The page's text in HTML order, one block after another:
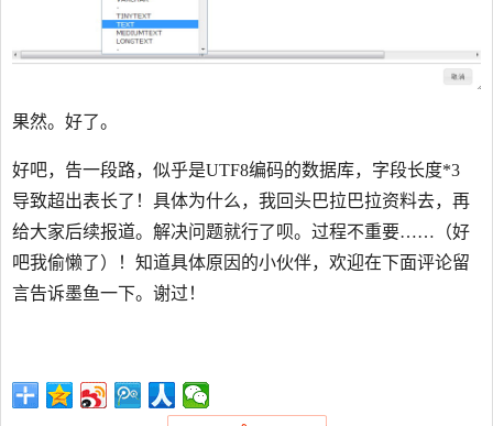
果然。好了。
好吧，告一段路，似乎是UTF8编码的数据库，字段长度*3
导致超出表长了！具体为什么，我回头巴拉巴拉资料去，再
给大家后续报道。解决问题就行了呗。过程不重要……（好
吧我偷懒了）！知道具体原因的小伙伴，欢迎在下面评论留
言告诉墨鱼一下。谢过！